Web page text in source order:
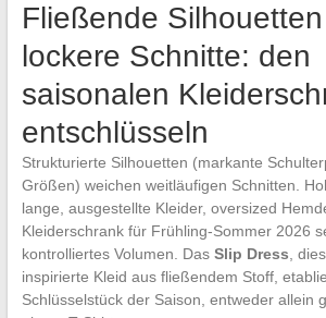
Fließende
lockere Schnitte: den
saisonalen
entschlüsseln
Strukturierte Silhouetten (markante
Größen) weichen weitläufigen Schnitten.
lange, ausgestellte Kleider, oversized
Kleiderschrank für Frühling-Sommer 2026
kontrolliertes Volumen. Das Slip Dress ,
inspirierte Kleid aus fließendem Stoff,
Schlüsselstück der Saison, entweder allein